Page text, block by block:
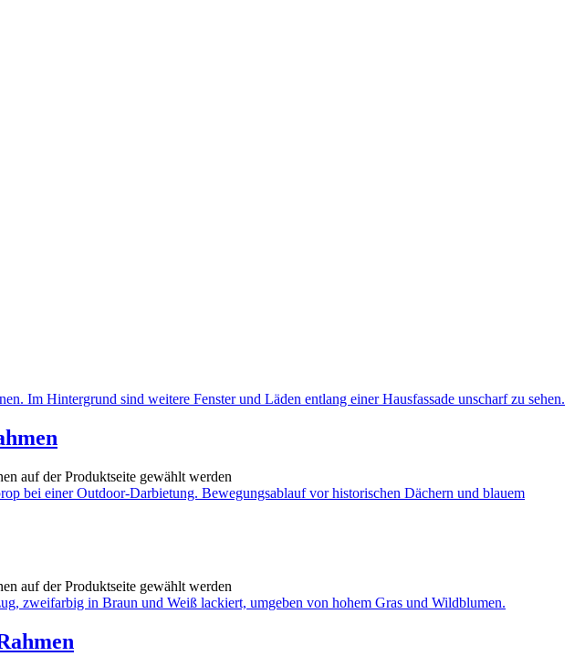
auf der Produktseite gewählt werden
auf der Produktseite gewählt werden